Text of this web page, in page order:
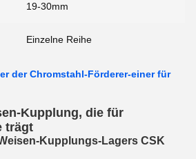
19-30mm
Einzelne Reihe
der Chromstahl-Förderer-einer für
Kupplung, die für
trägt
Kupplungs-Lagers CSK